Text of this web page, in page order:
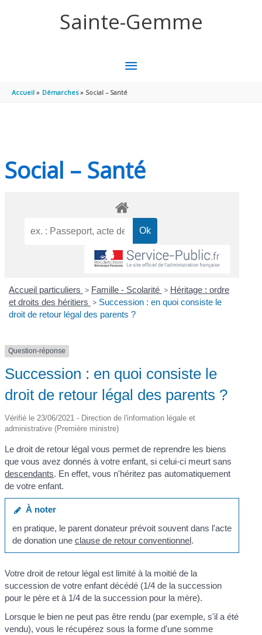
Sainte-Gemme
MENU
PRINCIPAL
Accueil Démarches Social – Santé
Social – Santé
Accueil particuliers > Famille - Scolarité > Héritage : ordre
et droits des héritiers > Succession : en quoi consiste le
droit de retour légal des parents ?
Question-réponse
Succession : en quoi consiste le
droit de retour légal des parents ?
Vérifié le 23/06/2021 - Direction de l'information légale et
administrative (Première ministre)
Le droit de retour légal vous permet de reprendre les biens
que vous avez donnés à votre enfant, si celui-ci meurt sans
descendants. En effet, vous n'héritez pas automatiquement
de votre enfant.
À noter
en pratique, le parent donateur prévoit souvent dans l'acte
de donation une clause de retour conventionnel.
Votre droit de retour légal est limité à la moitié de la
succession de votre enfant décédé (1/4 de la succession
pour le père et à 1/4 de la succession pour la mère).
Lorsque le bien ne peut pas être rendu (par exemple, s'il a été
vendu), vous le récupérez sous la forme d'une somme